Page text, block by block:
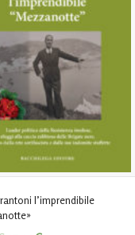
l’imprendibile